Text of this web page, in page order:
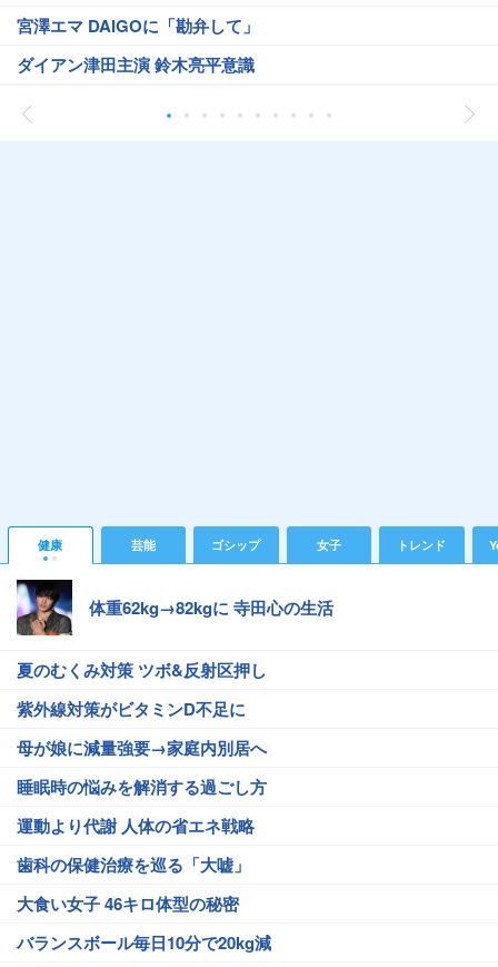
宮澤エマ DAIGOに「勘弁して」
ダイアン津田主演 鈴木亮平意識
健康 芸能 ゴシップ 女子 トレンド
体重62kg→82kgに 寺田心の生活
夏のむくみ対策 ツボ&反射区押し
紫外線対策がビタミンD不足に
母が娘に減量強要→家庭内別居へ
睡眠時の悩みを解消する過ごし方
運動より代謝 人体の省エネ戦略
歯科の保健治療を巡る「大嘘」
大食い女子 46キロ体型の秘密
バランスボール毎日10分で20kg減